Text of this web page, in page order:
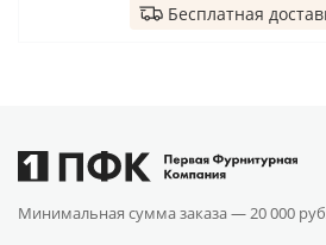
Бесплатная
Минимальная сумма заказа — 20 000